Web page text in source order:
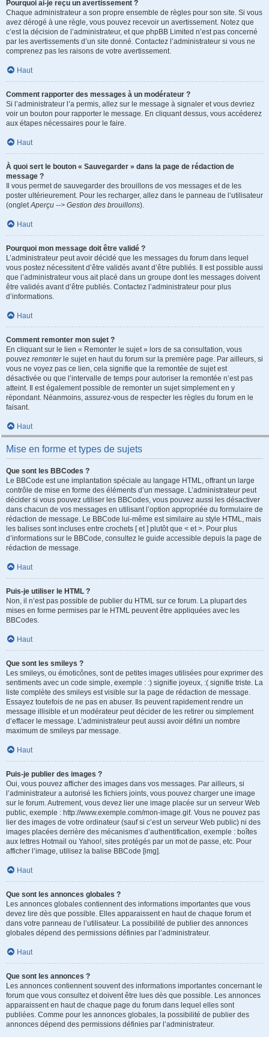
Pourquoi ai-je reçu un avertissement ?
Chaque administrateur a son propre ensemble de règles pour son site. Si vous
avez dérogé à une règle, vous pouvez recevoir un avertissement. Notez que
c’est la décision de l’administrateur, et que phpBB Limited n’est pas concerné
par les avertissements d’un site donné. Contactez l’administrateur si vous ne
comprenez pas les raisons de votre avertissement.
Haut
Comment rapporter des messages à un modérateur ?
Si l’administrateur l’a permis, allez sur le message à signaler et vous devriez
voir un bouton pour rapporter le message. En cliquant dessus, vous accéderez
aux étapes nécessaires pour le faire.
Haut
À quoi sert le bouton « Sauvegarder » dans la page de rédaction de
message ?
Il vous permet de sauvegarder des brouillons de vos messages et de les
poster ultérieurement. Pour les recharger, allez dans le panneau de l’utilisateur
(ongletAperçu --> Gestion des brouillons).
Haut
Pourquoi mon message doit être validé ?
L’administrateur peut avoir décidé que les messages du forum dans lequel
vous postez nécessitent d’être validés avant d’être publiés. Il est possible aussi
que l’administrateur vous ait placé dans un groupe dont les messages doivent
être validés avant d’être publiés. Contactez l’administrateur pour plus
d’informations.
Haut
Comment remonter mon sujet ?
En cliquant sur le lien « Remonter le sujet » lors de sa consultation, vous
pouvez remonterle sujet en haut du forum sur la première page. Par ailleurs, si
vous ne voyez pas ce lien, cela signifie que la remontée de sujet est
désactivée ou que l’intervalle de temps pour autoriser la remontée n’est pas
atteint. Il est également possible de remonter un sujet simplement en y
répondant. Néanmoins, assurez-vous de respecter les règles du forum en le
faisant.
Haut
Mise en forme et types de sujets
Que sont les BBCodes ?
Le BBCode est une implantation spéciale au langage HTML, offrant un large
contrôle de mise en forme des éléments d’un message. L’administrateur peut
décider si vous pouvez utiliser les BBCodes, vous pouvez aussi les désactiver
dans chacun de vos messages en utilisant l’option appropriée du formulaire de
rédaction de message. Le BBCode lui-même est similaire au style HTML, mais
les balises sont incluses entre crochets [ et ] plutôt que < et >. Pour plus
d’informations sur le BBCode, consultez le guide accessible depuis la page de
rédaction de message.
Haut
Puis-je utiliser le HTML ?
Non, il n’est pas possible de publier du HTML sur ce forum. La plupart des
mises en forme permises par le HTML peuvent être appliquées avec les
BBCodes.
Haut
Que sont les smileys ?
Les smileys, ou émoticônes, sont de petites images utilisées pour exprimer des
sentiments avec un code simple, exemple : :) signifie joyeux, :( signifie triste. La
liste complète des smileys est visible sur la page de rédaction de message.
Essayez toutefois de ne pas en abuser. Ils peuvent rapidement rendre un
message illisible et un modérateur peut décider de les retirer ou simplement
d’effacer le message. L’administrateur peut aussi avoir défini un nombre
maximum de smileys par message.
Haut
Puis-je publier des images ?
Oui, vous pouvez afficher des images dans vos messages. Par ailleurs, si
l’administrateur a autorisé les fichiers joints, vous pouvez charger une image
sur le forum. Autrement, vous devez lier une image placée sur un serveur Web
public, exemple : http://www.exemple.com/mon-image.gif. Vous ne pouvez pas
lier des images de votre ordinateur (sauf si c’est un serveur Web public) ni des
images placées derrière des mécanismes d’authentification, exemple : boîtes
aux lettres Hotmail ou Yahoo!, sites protégés par un mot de passe, etc. Pour
afficher l’image, utilisez la balise BBCode [img].
Haut
Que sont les annonces globales ?
Les annonces globales contiennent des informations importantes que vous
devez lire dès que possible. Elles apparaissent en haut de chaque forum et
dans votre panneau de l’utilisateur. La possibilité de publier des annonces
globales dépend des permissions définies par l’administrateur.
Haut
Que sont les annonces ?
Les annonces contiennent souvent des informations importantes concernant le
forum que vous consultez et doivent être lues dès que possible. Les annonces
apparaissent en haut de chaque page du forum dans lequel elles sont
publiées. Comme pour les annonces globales, la possibilité de publier des
annonces dépend des permissions définies par l’administrateur.